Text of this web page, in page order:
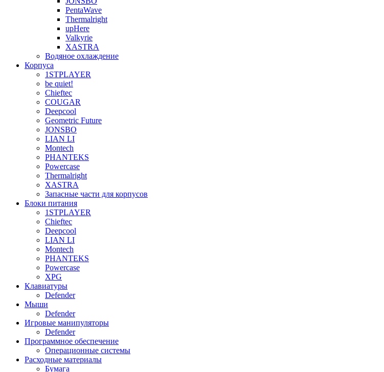
PentaWave
Thermalright
upHere
Valkyrie
XASTRA
Водяное охлаждение
Корпуса
1STPLAYER
be quiet!
Chieftec
COUGAR
Deepcool
Geometric Future
JONSBO
LIAN LI
Montech
PHANTEKS
Powercase
Thermalright
XASTRA
Запасные части для корпусов
Блоки питания
1STPLAYER
Chieftec
Deepcool
LIAN LI
Montech
PHANTEKS
Powercase
XPG
Клавиатуры
Defender
Мыши
Defender
Игровые манипуляторы
Defender
Программное обеспечение
Операционные системы
Расходные материалы
Бумага